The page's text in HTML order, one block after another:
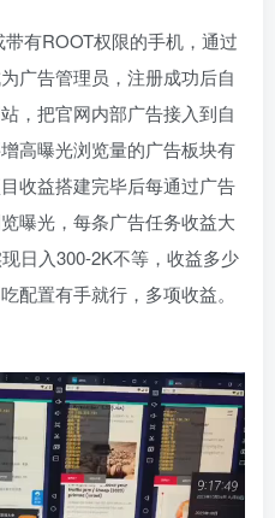
有ROOT权限的手机，通过
广告管理员，注册成功后自
，把官网内部广告接入到自
高曝光浏览量的广告板块有
收益搭建完毕后每通过广告
曝光，每条广告任务收益大
日入300-2K不等，收益多少
配置有手就行，多项收益。